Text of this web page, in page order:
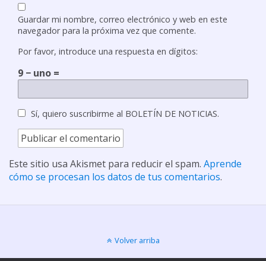
Guardar mi nombre, correo electrónico y web en este
navegador para la próxima vez que comente.
Por favor, introduce una respuesta en dígitos:
9 − uno =
Sí, quiero suscribirme al BOLETÍN DE NOTICIAS.
Este sitio usa Akismet para reducir el spam. Aprende
cómo se procesan los datos de tus comentarios.
Volver arriba